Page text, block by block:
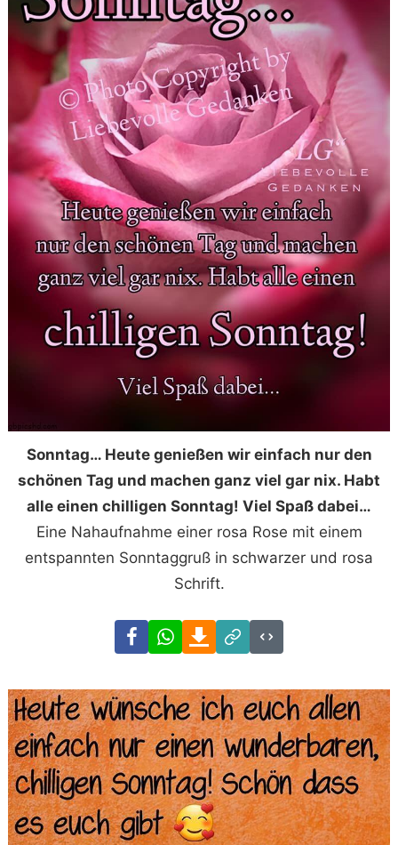
Sonntag… Heute genießen wir einfach nur den
schönen Tag und machen ganz viel gar nix. Habt
alle einen chilligen Sonntag! Viel Spaß dabei…
Eine Nahaufnahme einer rosa Rose mit einem
entspannten Sonntaggruß in schwarzer und rosa
Schrift.
FacebookWhatsAppDownload
Link
Code